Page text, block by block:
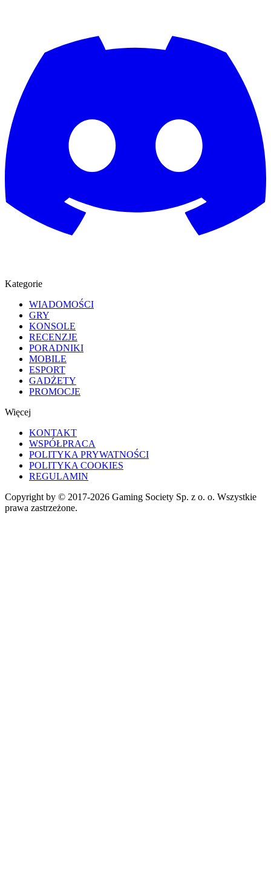
Kategorie
WIADOMOŚCI
GRY
KONSOLE
RECENZJE
PORADNIKI
MOBILE
ESPORT
GADŻETY
PROMOCJE
Więcej
KONTAKT
WSPÓŁPRACA
POLITYKA PRYWATNOŚCI
POLITYKA COOKIES
REGULAMIN
Copyright by © 2017-2026 Gaming Society Sp. z o. o. Wszystkie
prawa zastrzeżone.